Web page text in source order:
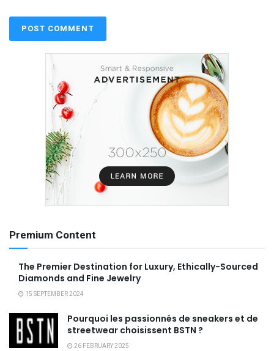
Premium Content
The Premier Destination for Luxury, Ethically-Sourced
Diamonds and Fine Jewelry
15 SEPTEMBER 2024
Pourquoi les passionnés de sneakers et de
streetwear choisissent BSTN ?
26 FEBRUARY 2025